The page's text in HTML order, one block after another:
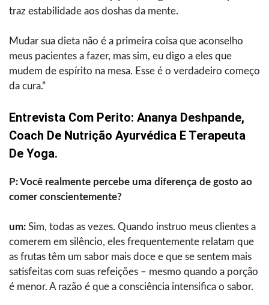
traz estabilidade aos doshas da mente.
Mudar sua dieta não é a primeira coisa que aconselho
meus pacientes a fazer, mas sim, eu digo a eles que
mudem de espírito na mesa. Esse é o verdadeiro começo
da cura.”
Entrevista Com Perito: Ananya Deshpande,
Coach De Nutrição Ayurvédica E Terapeuta
De Yoga.
P: Você realmente percebe uma diferença de gosto ao
comer conscientemente?
um: Sim, todas as vezes. Quando instruo meus clientes a
comerem em silêncio, eles frequentemente relatam que
as frutas têm um sabor mais doce e que se sentem mais
satisfeitas com suas refeições – mesmo quando a porção
é menor. A razão é que a consciência intensifica o sabor.